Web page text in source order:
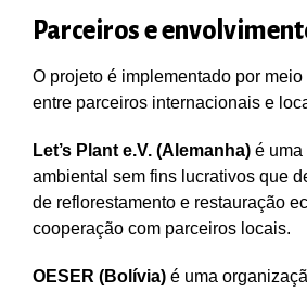
Parceiros e
O projeto é implementado por
entre parceiros internacionais e
Let’s Plant e.V. (Alemanha) é uma
ambiental sem fins lucrativos que
de reflorestamento e restauração
cooperação com parceiros locais.
OESER (Bolívia) é uma